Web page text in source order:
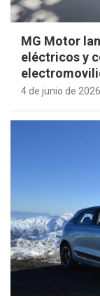
MG Motor
eléctricos y
4 de junio de 2026